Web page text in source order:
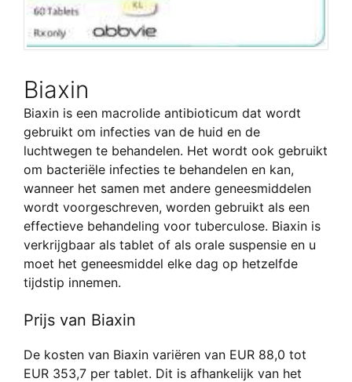
Biaxin
Biaxin is een macrolide antibioticum dat wordt
gebruikt om infecties van de huid en de
luchtwegen te behandelen. Het wordt ook gebruikt
om bacteriële infecties te behandelen en kan,
wanneer het samen met andere geneesmiddelen
wordt voorgeschreven, worden gebruikt als een
effectieve behandeling voor tuberculose. Biaxin is
verkrijgbaar als tablet of als orale suspensie en u
moet het geneesmiddel elke dag op hetzelfde
tijdstip innemen.
Prijs van Biaxin
De kosten van Biaxin variëren van EUR 88,0 tot
EUR 353,7 per tablet. Dit is afhankelijk van het